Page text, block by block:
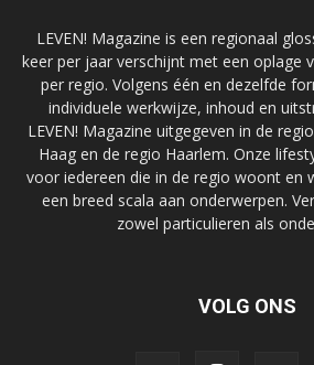
LEVEN! Magazine is een regionaal
keer per jaar verschijnt met een oplage
per regio. Volgens één en dezelfde
individuele werkwijze, inhoud en
LEVEN! Magazine uitgegeven in de
Haag en de regio Haarlem. Onze
voor iedereen die in de regio woont en
een breed scala aan onderwerpen.
zowel particulieren als
VOLG ONS